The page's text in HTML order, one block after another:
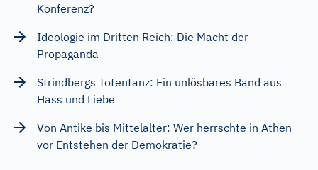
Konferenz?
Ideologie im Dritten Reich: Die Macht der
Propaganda
Strindbergs Totentanz: Ein unlösbares Band aus
Hass und Liebe
Von Antike bis Mittelalter: Wer herrschte in Athen
vor Entstehen der Demokratie?